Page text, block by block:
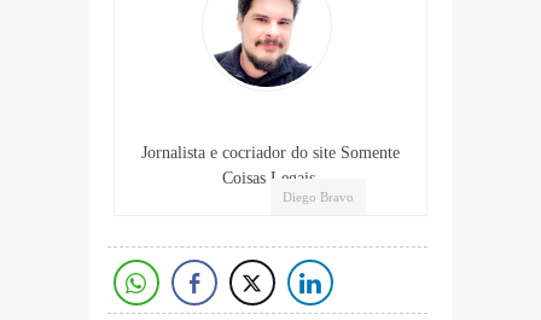
Diego Bravo
Jornalista e cocriador do site Somente
Coisas Legais.